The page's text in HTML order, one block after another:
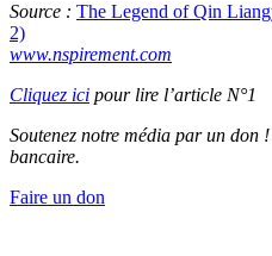
Source : The Legend of Qin
2)
www.nspirement.com
Cliquez ici pour lire l’article N°1
Soutenez notre média par un don
bancaire.
Faire un don